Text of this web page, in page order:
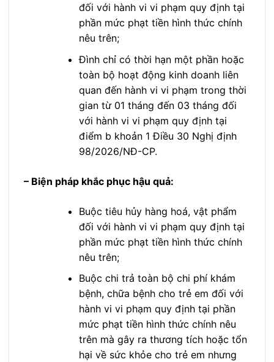
đối với hành vi vi phạm quy định tại
phần mức phạt tiền hình thức chính
nêu trên;
Đình chỉ có thời hạn một phần hoặc
toàn bộ hoạt động kinh doanh liên
quan đến hành vi vi phạm trong thời
gian từ 01 tháng đến 03 tháng đối
với hành vi vi phạm quy định tại
điểm b khoản 1 Điều 30 Nghị định
98/2026/NĐ-CP.
– Biện pháp khắc phục hậu quả:
Buộc tiêu hủy hàng hoá, vật phẩm
đối với hành vi vi phạm quy định tại
phần mức phạt tiền hình thức chính
nêu trên;
Buộc chi trả toàn bộ chi phí khám
bệnh, chữa bệnh cho trẻ em đối với
hành vi vi phạm quy định tại phần
mức phạt tiền hình thức chính nêu
trên mà gây ra thương tích hoặc tổn
hại về sức khỏe cho trẻ em nhưng